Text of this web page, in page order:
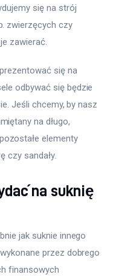
się na strój
zwierzęcych czy
zawierać.
się na
odbywać się będzie
Jeśli chcemy, by nasz
na długo,
elementy
czy sandały.
na suknię
jak suknie innego
przez dobrego
finansowych